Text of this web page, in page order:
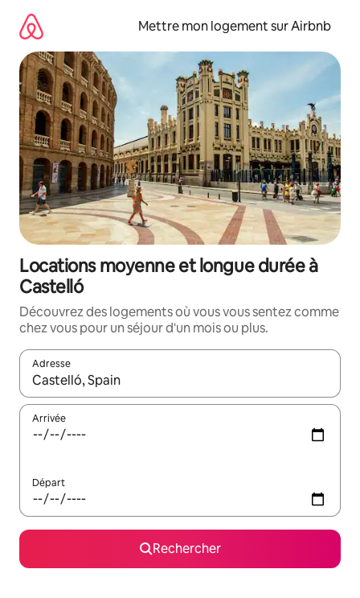
directement
contenu
Mettre mon logement sur Airbnb
Locations moyenne et longue durée à
Castelló
Découvrez des logements où vous vous sentez comme
chez vous pour un séjour d'un mois ou plus.
Adresse
Lorsque les résultats s'affichent, utilisez les flèches vers le
Arrivée
Départ
Rechercher